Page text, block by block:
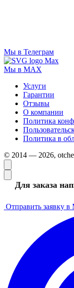
Мы в Телеграм
Мы в MAX
Услуги
Гарантии
Отзывы
О компании
Политика
Политика в
© 2014 — 2026,
Для заказа
Отправить заявку